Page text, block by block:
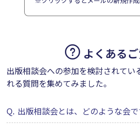
よくある
出版相談会への参加を検討されてい
れる質問を集めてみました。
Q. 出版相談会とは、どのような会で